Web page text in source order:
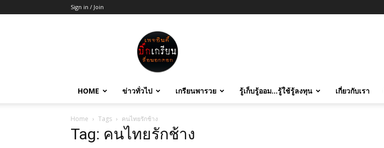
Sign in / Join
บิ๊ก
เกรียน
HOME ข่าวทั่วไป เกรียนพารวย รู้เก็บรู้ออม…รู้ใช้รู้ลงทุน เกี่ยวกับเรา
Home Tags คนไทยรักช้าง
Tag: คนไทยรักช้าง